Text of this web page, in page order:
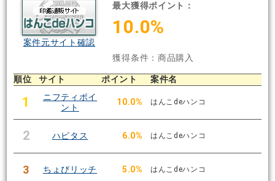
案件元サイト確認
最大獲得ポイント：
10.0%
獲得条件：商品購入
順位 サイト ポイント 案件名
1
ニフティポイ
ント
10.0% はんこdeハンコ
2 ハピタス 6.0% はんこdeハンコ
3 ちょびリッチ 5.0% はんこdeハンコ